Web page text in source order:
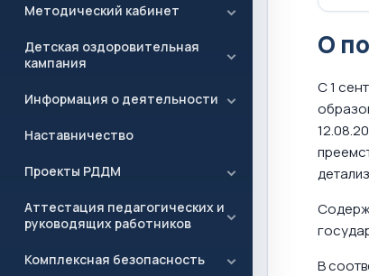
Методический кабинет
Детская оздоровительная
кампания
Информация о деятельности
Наставничество
Проекты РДДМ
Аттестация педагогических и
руководящих работников
Комплексная безопасность
О
С 1
В